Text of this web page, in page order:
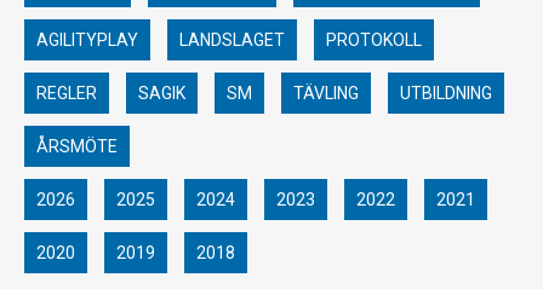
AGILITYPLAY LANDSLAGET PROTOKOLL
REGLER SAGIK SM TÄVLING UTBILDNING
ÅRSMÖTE
2026 2025 2024 2023 2022 2021
2020 2019 2018